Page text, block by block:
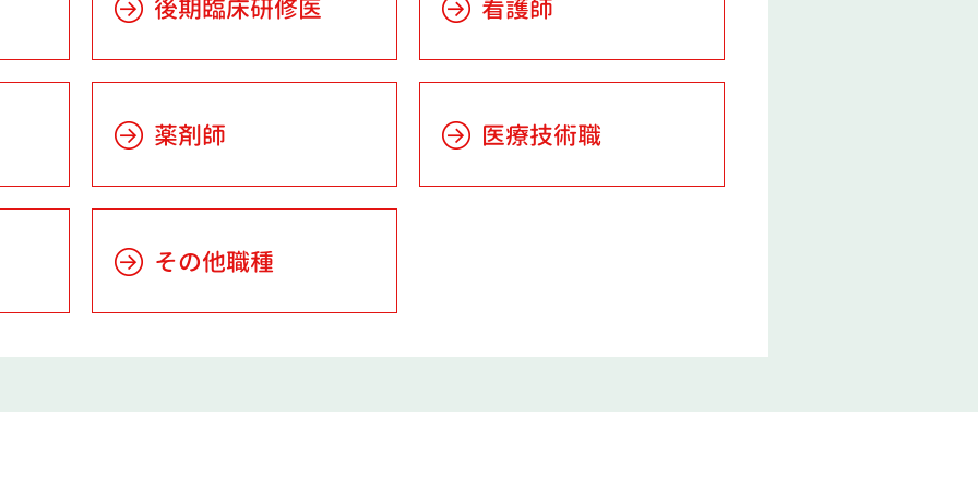
後期臨床研修医 看護師
薬剤師 医療技術職
その他職種